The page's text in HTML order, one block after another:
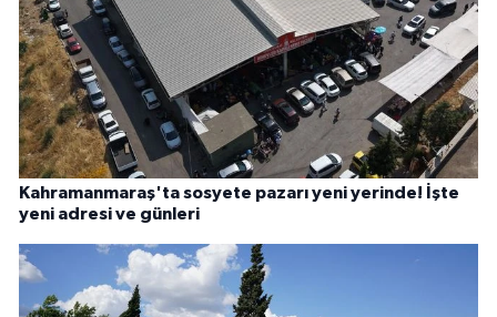
Kahramanmaraş'ta sosyete pazarı yeni yerinde! İşte
yeni adresi ve günleri